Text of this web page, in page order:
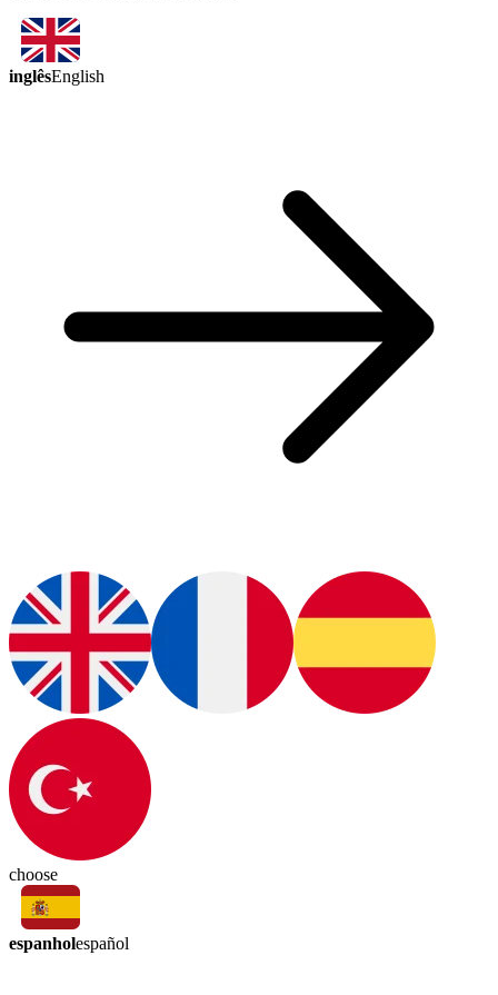
inglêsEnglish
choose
espanholespañol